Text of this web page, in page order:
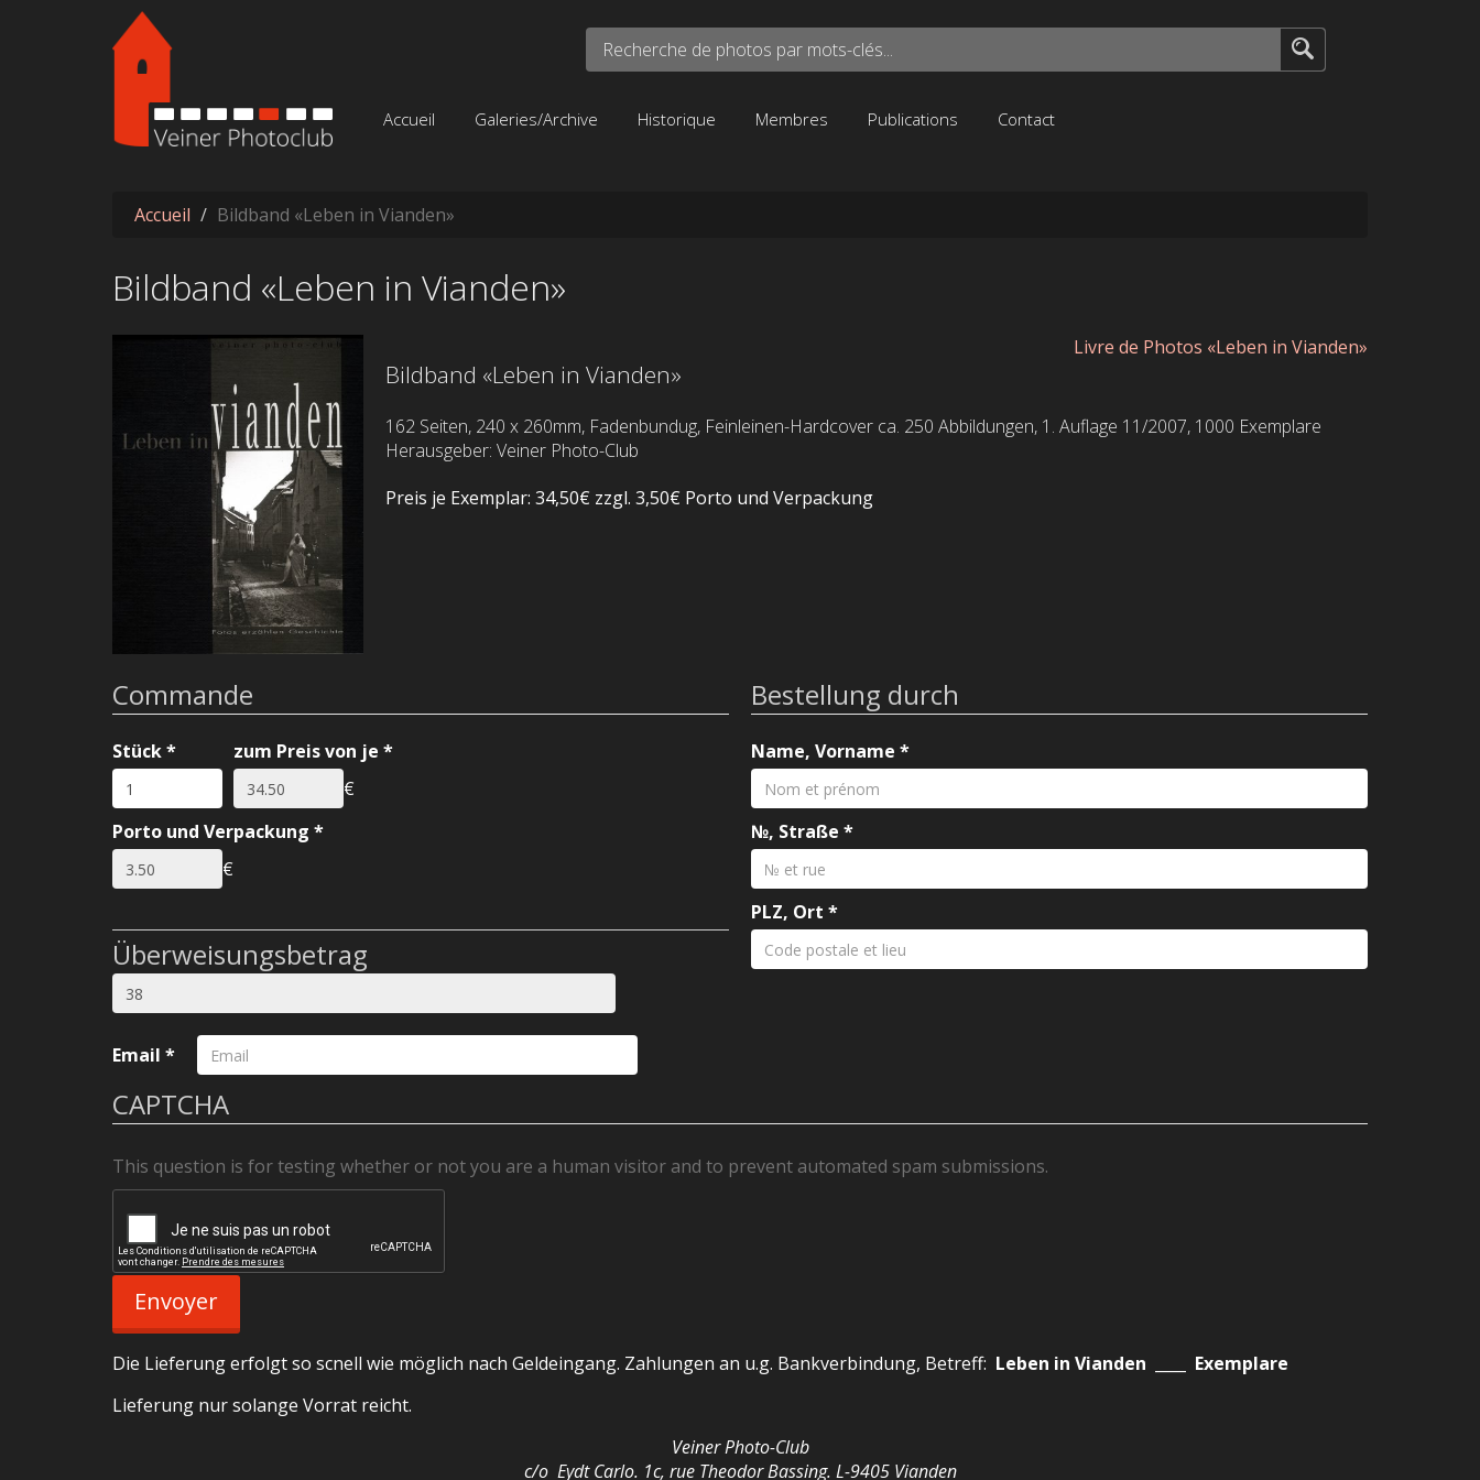
Aller au contenu principal
Recherche de photos par mots-clés...
Accueil Galeries/Archive Historique Membres Publications Contact
Accueil Bildband «Leben in Vianden»
Bildband «Leben in Vianden»
Livre de Photos «Leben in Vianden»
Bildband «Leben in Vianden»
162 Seiten, 240 x 260mm, Fadenbundug, Feinleinen-Hardcover ca. 250 Abbildungen, 1. Auflage 11/2007, 1000 Exemplare
Herausgeber: Veiner Photo-Club
Preis je Exemplar: 34,50€ zzgl. 3,50€ Porto und Verpackung
Commande
Stück* zum Preis von je *
€
Porto und Verpackung *
€
Überweisungsbetrag
Bestellung durch
Name, Vorname *
№, Straße *
PLZ, Ort *
Email *
CAPTCHA
This question is for testing whether or not you are a human visitor and to prevent automated spam submissions.
Envoyer
Die Lieferung erfolgt so scnell wie möglich nach Geldeingang. Zahlungen an u.g. Bankverbindung, Betreff: Leben in Vianden ____ Exemplare
Lieferung nur solange Vorrat reicht.
Veiner Photo-Club
c/o Eydt Carlo. 1c, rue Theodor Bassing. L-9405 Vianden